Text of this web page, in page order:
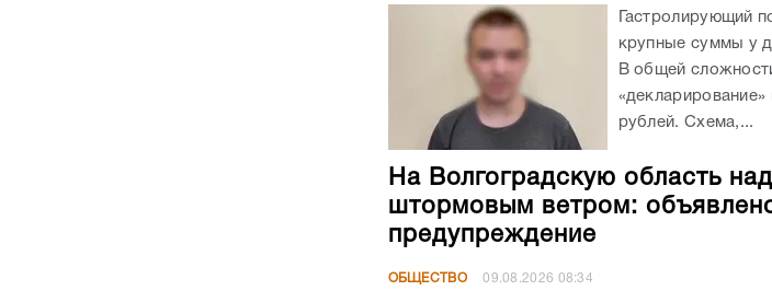
Гастролирующий
крупные суммы у
В общей
рублей. Схема,...
На Волгоградскую область
штормовым ветром:
предупреждение
ОБЩЕСТВО 09.08.2026 08:34